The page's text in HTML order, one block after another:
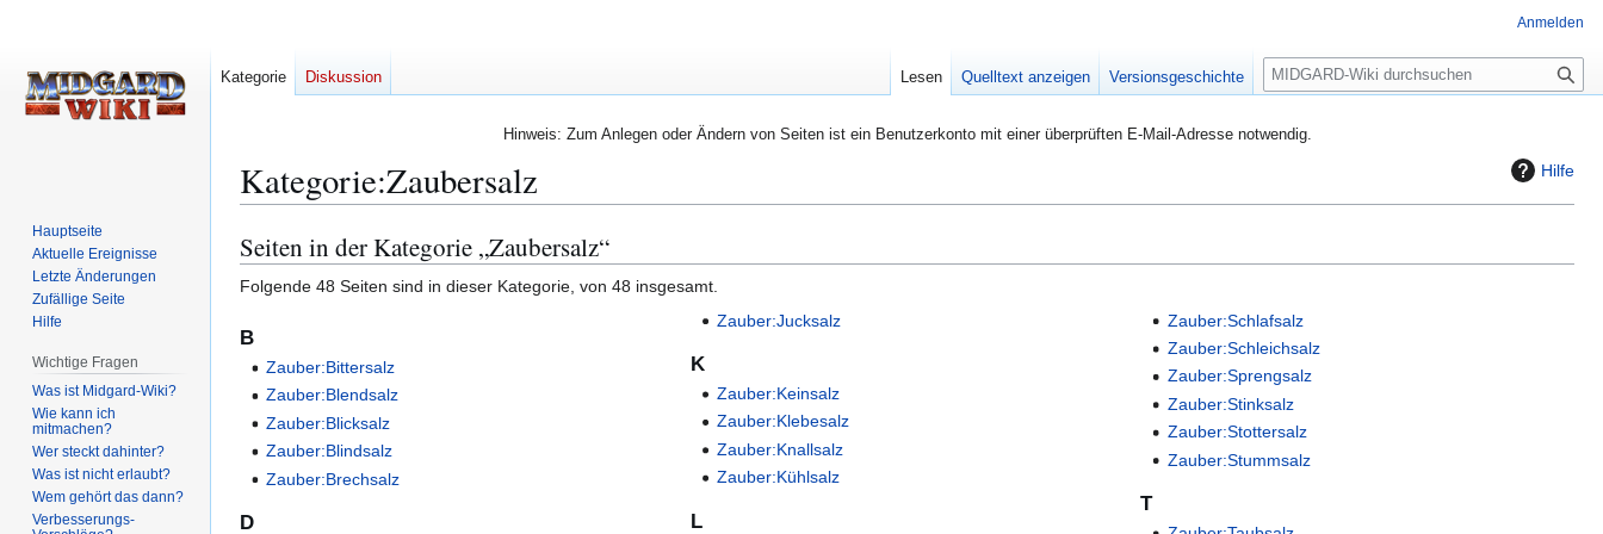
Hinweis: Zum Anlegen oder Ändern von Seiten ist ein Benutzerkonto mit einer überprüften E-Mail-Adresse notwendig.
Hilfe
Kategorie:Zaubersalz
Zur
Navigation
springen
Zur
Suche
springen
Seiten in der Kategorie „Zaubersalz“
Folgende 48 Seiten sind in dieser Kategorie, von 48 insgesamt.
B
Zauber:Bittersalz
Zauber:Blendsalz
Zauber:Blicksalz
Zauber:Blindsalz
Zauber:Brechsalz
D
Zauber:Jucksalz
K
Zauber:Keinsalz
Zauber:Klebesalz
Zauber:Knallsalz
Zauber:Kühlsalz
L
Zauber:Schlafsalz
Zauber:Schleichsalz
Zauber:Sprengsalz
Zauber:Stinksalz
Zauber:Stottersalz
Zauber:Stummsalz
T
Anmelden
Kategorie Diskussion Lesen Quelltext anzeigen Versionsgeschichte
S
u
h
Hauptseite
Aktuelle Ereignisse
Letzte Änderungen
Zufällige Seite
Hilfe
Wichtige Fragen
Was ist Midgard-Wiki?
Wie kann ich
mitmachen?
Wer steckt dahinter?
Was ist nicht erlaubt?
Wem gehört das dann?
Verbesserungs-